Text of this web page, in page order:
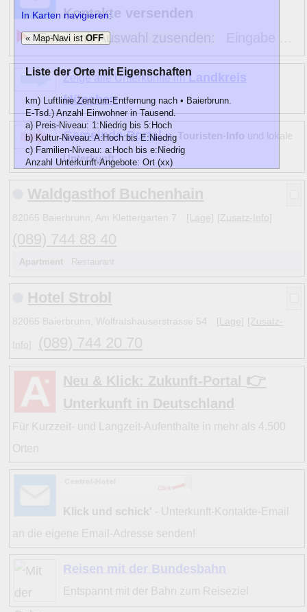
Kontakte versenden
Email mit Auswahl zusenden:
Zeige alle Unterkünfte im Landkreis
München
Gemeinde-Portal » Touristen-Info und lokale
Unterkunft
Waldgasthof Buchenhain
82065 Baierbrunn, Am Klettergarten 7 [Lage] [Zusatz-Info]
(089) 744 88 40
Apartment Restaurant
Hotel Strobl
82065 Baierbrunn, Wolfratshauserstrasse 54 [Lage] [Zusatz-
Info] (089) 744 20 70
Neu & Klick: Zukunft-Portal 👉
Unterkunft in Deutschland
Für Kurzzeit- und Langzeit-Aufenthalte in mehr als 4.500
Orten
Klick und schick' - Unterkunft-Kontakte-Email
an die eigene Email-Adresse senden!
Reisen mit der Bundesbahn
Entspannt mit der Bahn zum Reiseziel
In Karten navigieren:
« Map-Navi istOFF
Liste der Orte mit Eigenschaften
km) Luftlinie Zentrum-Entfernung nach • Baierbrunn.
E-Tsd.) Anzahl Einwohner in Tausend.
a) Preis-Niveau: 1:Niedrig bis 5:Hoch
b) Kultur-Niveau: A:Hoch bis E:Niedrig
c) Familien-Niveau: a:Hoch bis e:Niedrig
Anzahl Unterkunft-Angebote: Ort (xx)
km E-Tsd. abc)
Name
•
2 4 C c » Baierbrunn (2)
12 8 4 D d Berg (Starnberger See) (3)
3 11 4 D e
9 3 4 D d
7 12 2D e Oberhaching (4)
5 4 D d Pullach
14 7 3 C c
6 5 2 D d Schäftlarn (5)
6 2 2Cb Straßlach-Dingharting
10 8 3 D d Taufkirchen (bei München) (3)
10 22 3 D c Unterhaching (4)
Hinweise:
zu c) Das Familien-Niveau ergibt sich aus kind- und
und Unterkunft-Angeboten am Gast-Ort.
Alle Bewertungen haben die aktuell verfügbaren Daten
Bewertungen zurzeit noch ohne Lage-Bewertung.